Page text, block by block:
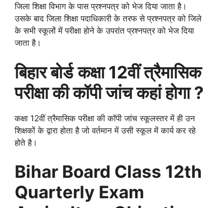
जिला शिक्षा विभाग के पास प्रश्नपत्र को भेज दिया जाता है।
उसके बाद जिला शिक्षा पदाधिकारी के तरफ से प्रश्नपत्र को जिले
के सभी स्कूलों में परीक्षा होने के उपरांत प्रश्नपत्र को भेज दिया
जाता है।
बिहार बोर्ड कक्षा 12वीं त्रैमासिक
परीक्षा की कॉपी जांच कहां होगा ?
कक्षा 12वीं त्रैमासिक परीक्षा की कॉपी जांच स्कूलस्तर में ही उन
शिक्षकों के द्वारा होता है जो वर्तमान में उसी स्कूल में कार्य कर रहे
होते है।
Bihar Board Class 12th
Quarterly Exam